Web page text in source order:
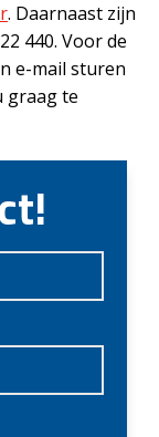
. Daarnaast zijn
440. Voor de
e-mail sturen
graag te